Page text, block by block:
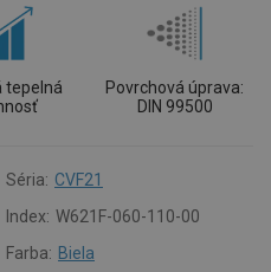
tepelná
Povrchová úprava:
DIN 99500
Séria: CVF21
Index: W621F-060-110-00
Farba: Biela